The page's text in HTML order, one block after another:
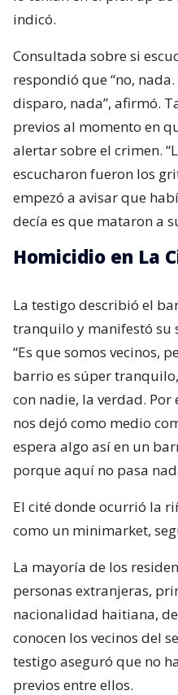
indicó.
Consultada sobre si
respondió que “no,
disparo, nada”, afirmó.
previos al momento en
alertar sobre el crimen.
escucharon fueron los
empezó a avisar que
decía es que mataron a
Homicidio en La
La testigo describió el
tranquilo y manifestó su
“Es que somos vecinos,
barrio es súper
con nadie, la verdad.
nos dejó como medio
espera algo así en un
porque aquí no pasa
El cité donde ocurrió la
como un minimarket,
La mayoría de los
personas extranjeras,
nacionalidad haitiana,
conocen los vecinos del
testigo aseguró que no
previos entre ellos.